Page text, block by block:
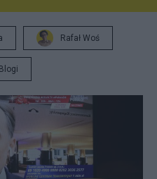
Rafał Woś
Blogi